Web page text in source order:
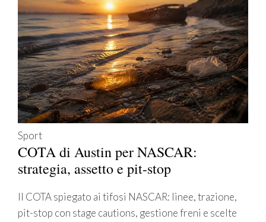
Sport
COTA di Austin per NASCAR:
strategia, assetto e pit-stop
Il COTA spiegato ai tifosi NASCAR: linee, trazione,
pit-stop con stage cautions, gestione freni e scelte